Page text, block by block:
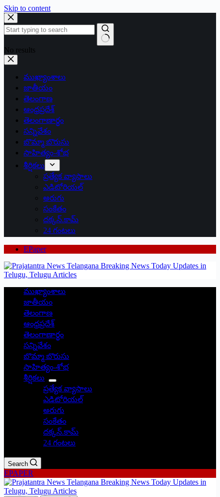
Skip to content
No results
ముఖ్యాంశాలు
జాతీయం
తెలంగాణ
ఆంధ్రప్రదేశ్
తెలంగాణార్థం
సన్నివేశం
బొమ్మా బొరుసు
సాహిత్యం-శోభ
శీర్షికలు
ప్రత్యేక వ్యాసాలు
ఎడిటోరియల్
అరుగు
సంకేతం
దక్కన్.కామ్
24 గంటలు
EPaper
ముఖ్యాంశాలు
జాతీయం
తెలంగాణ
ఆంధ్రప్రదేశ్
తెలంగాణార్థం
సన్నివేశం
బొమ్మా బొరుసు
సాహిత్యం-శోభ
శీర్షికలు
ప్రత్యేక వ్యాసాలు
ఎడిటోరియల్
అరుగు
సంకేతం
దక్కన్.కామ్
24 గంటలు
Search
EPAPER